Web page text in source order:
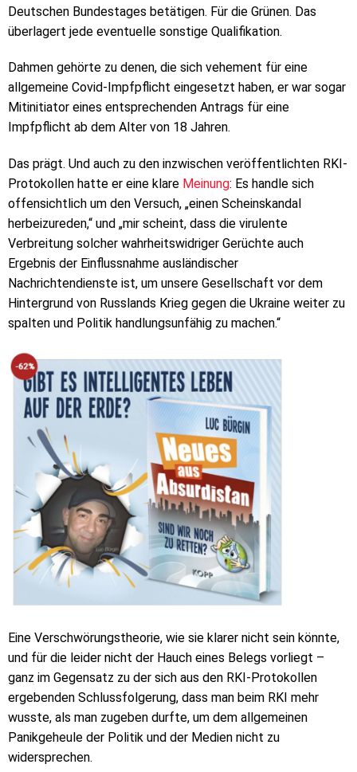
Deutschen Bundestages betätigen. Für die Grünen. Das
überlagert jede eventuelle sonstige Qualifikation.
Dahmen gehörte zu denen, die sich vehement für eine
allgemeine Covid-Impfpflicht eingesetzt haben, er war sogar
Mitinitiator eines entsprechenden Antrags für eine
Impfpflicht ab dem Alter von 18 Jahren.
Das prägt. Und auch zu den inzwischen veröffentlichten RKI-
Protokollen hatte er eine klare Meinung: Es handle sich
offensichtlich um den Versuch, „einen Scheinskandal
herbeizureden,“ und „mir scheint, dass die virulente
Verbreitung solcher wahrheitswidriger Gerüchte auch
Ergebnis der Einflussnahme ausländischer
Nachrichtendienste ist, um unsere Gesellschaft vor dem
Hintergrund von Russlands Krieg gegen die Ukraine weiter zu
spalten und Politik handlungsunfähig zu machen.“
Eine Verschwörungstheorie, wie sie klarer nicht sein könnte,
und für die leider nicht der Hauch eines Belegs vorliegt –
ganz im Gegensatz zu der sich aus den RKI-Protokollen
ergebenden Schlussfolgerung, dass man beim RKI mehr
wusste, als man zugeben durfte, um dem allgemeinen
Panikgeheule der Politik und der Medien nicht zu
widersprechen.